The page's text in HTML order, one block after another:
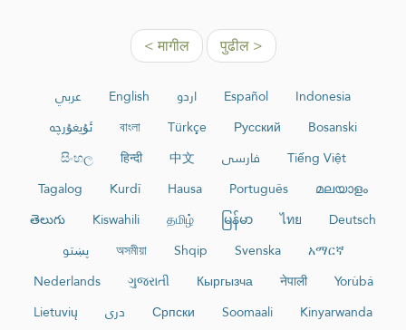
< मागील पुढील >
عربي English اردو Español
Indonesia
ئۇيغۇرچە
বাংলা Türkçe Русский
Bosanski
සිංහල
हिन्दी 中文 فارسی
Tiếng Việt
Tagalog
Kurdî Hausa Português
മലയാളം
తెలుగు
Kiswahili தமிழ் မြန်မာ ไทย
Deutsch
پښتو
অসমীয়া Shqip Svenska
አማርኛ
Nederlands
ગુજરાતી Кыргызча नेपाली
Yorùbá
Lietuvių
دری Српски Soomaali
Kinyarwanda